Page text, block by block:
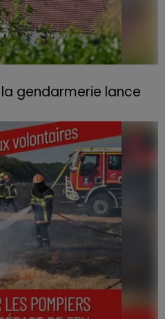
gendarmerie lance
de se propager au
deux habitations et
centaine de personnes.